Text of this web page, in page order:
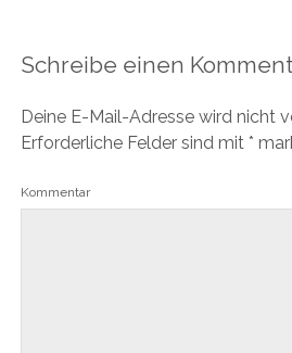
Schreibe einen
Deine E-Mail-Adresse wird nicht
Erforderliche Felder sind mit *
Kommentar